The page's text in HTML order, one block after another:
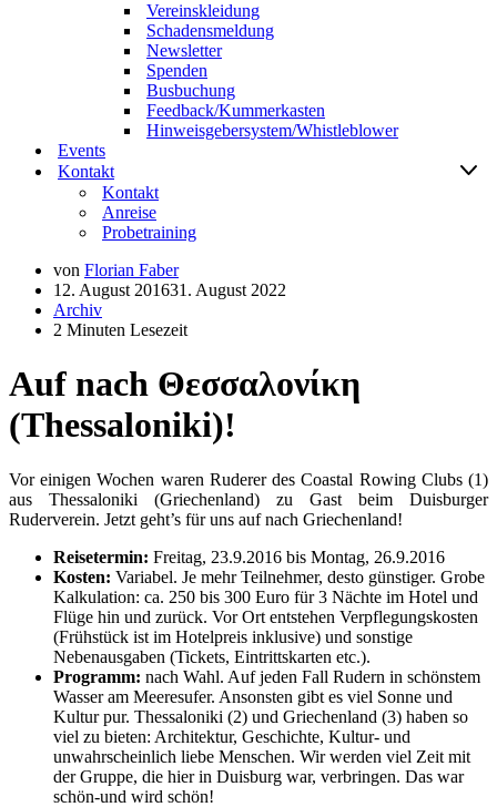
Vereinskleidung
Schadensmeldung
Newsletter
Spenden
Busbuchung
Feedback/Kummerkasten
Hinweisgebersystem/Whistleblower
Events
Kontakt
Kontakt
Anreise
Probetraining
von Florian Faber
12. August 201631. August 2022
Archiv
2 Minuten Lesezeit
Auf nach Θεσσαλονίκη
(Thessaloniki)!
Vor einigen Wochen waren Ruderer des Coastal Rowing Clubs (1)
aus Thessaloniki (Griechenland) zu Gast beim Duisburger
Ruderverein. Jetzt geht’s für uns auf nach Griechenland!
Reisetermin: Freitag, 23.9.2016 bis Montag, 26.9.2016
Kosten: Variabel. Je mehr Teilnehmer, desto günstiger. Grobe
Kalkulation: ca. 250 bis 300 Euro für 3 Nächte im Hotel und
Flüge hin und zurück. Vor Ort entstehen Verpflegungskosten
(Frühstück ist im Hotelpreis inklusive) und sonstige
Nebenausgaben (Tickets, Eintrittskarten etc.).
Programm: nach Wahl. Auf jeden Fall Rudern in schönstem
Wasser am Meeresufer. Ansonsten gibt es viel Sonne und
Kultur pur. Thessaloniki (2) und Griechenland (3) haben so
viel zu bieten: Architektur, Geschichte, Kultur- und
unwahrscheinlich liebe Menschen. Wir werden viel Zeit mit
der Gruppe, die hier in Duisburg war, verbringen. Das war
schön-und wird schön!